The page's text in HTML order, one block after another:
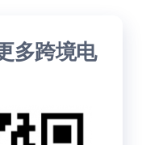
多跨境电